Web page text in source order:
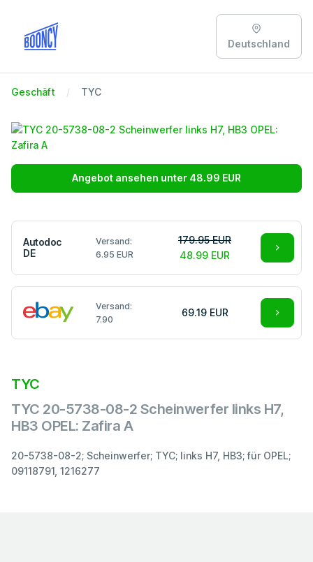
Deutschland
Geschäft TYC
Angebot ansehen unter 48.99 EUR
Autodoc
DE
Versand:
6.95 EUR
179.95 EUR
48.99 EUR
Versand:
7.90
69.19 EUR
TYC
TYC 20-5738-08-2 Scheinwerfer links H7,
HB3 OPEL: Zafira A
20-5738-08-2; Scheinwerfer; TYC; links H7, HB3; für OPEL;
09118791, 1216277